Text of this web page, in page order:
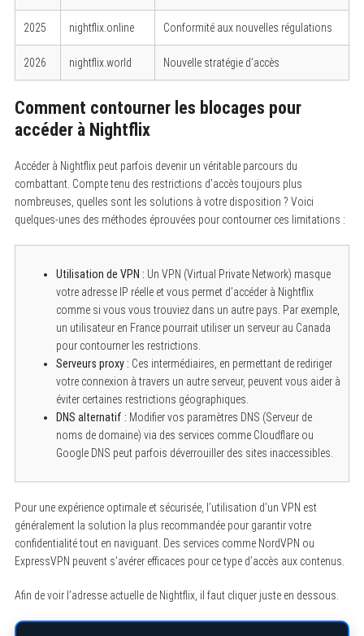
2025 nightflix.online Conformité aux nouvelles régulations
2026 nightflix.world Nouvelle stratégie d’accès
Comment contourner les blocages pour
accéder à Nightflix
Accéder à Nightflix peut parfois devenir un véritable parcours du
combattant. Compte tenu des restrictions d’accès toujours plus
nombreuses, quelles sont les solutions à votre disposition ? Voici
quelques-unes des méthodes éprouvées pour contourner ces limitations :
Utilisation de VPN : Un VPN (Virtual Private Network) masque
votre adresse IP réelle et vous permet d’accéder à Nightflix
comme si vous vous trouviez dans un autre pays. Par exemple,
un utilisateur en France pourrait utiliser un serveur au Canada
pour contourner les restrictions.
Serveurs proxy : Ces intermédiaires, en permettant de rediriger
votre connexion à travers un autre serveur, peuvent vous aider à
éviter certaines restrictions géographiques.
DNS alternatif : Modifier vos paramètres DNS (Serveur de
noms de domaine) via des services comme Cloudflare ou
Google DNS peut parfois déverrouiller des sites inaccessibles.
Pour une expérience optimale et sécurisée, l’utilisation d’un VPN est
généralement la solution la plus recommandée pour garantir votre
confidentialité tout en naviguant. Des services comme NordVPN ou
ExpressVPN peuvent s’avérer efficaces pour ce type d’accès aux contenus.
Afin de voir l’adresse actuelle de Nightflix, il faut cliquer juste en dessous.